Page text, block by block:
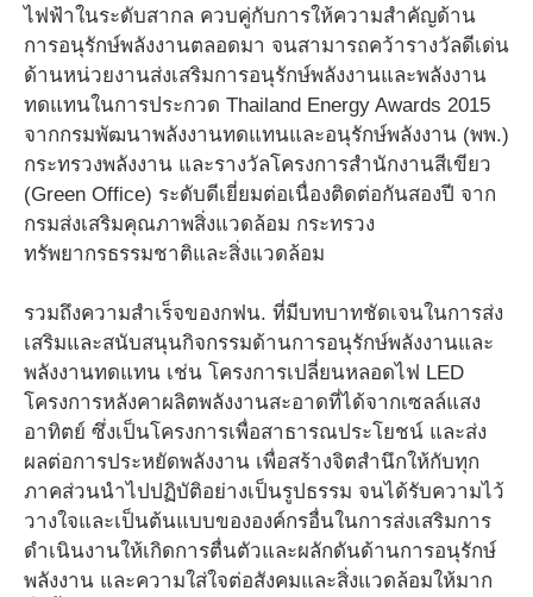
ไฟฟ้าในระดับสากล ควบคู่กับการให้ความสำคัญด้าน
การอนุรักษ์พลังงานตลอดมา จนสามารถคว้ารางวัลดีเด่น
ด้านหน่วยงานส่งเสริมการอนุรักษ์พลังงานและพลังงาน
ทดแทนในการประกวด Thailand Energy Awards 2015
จากกรมพัฒนาพลังงานทดแทนและอนุรักษ์พลังงาน (พพ.)
กระทรวงพลังงาน และรางวัลโครงการสำนักงานสีเขียว
(Green Office) ระดับดีเยี่ยมต่อเนื่องติดต่อกันสองปี จาก
กรมส่งเสริมคุณภาพสิ่งแวดล้อม กระทรวง
ทรัพยากรธรรมชาติและสิ่งแวดล้อม
รวมถึงความสำเร็จของกฟน. ที่มีบทบาทชัดเจนในการส่ง
เสริมและสนับสนุนกิจกรรมด้านการอนุรักษ์พลังงานและ
พลังงานทดแทน เช่น โครงการเปลี่ยนหลอดไฟ LED
โครงการหลังคาผลิตพลังงานสะอาดที่ได้จากเซลล์แสง
อาทิตย์ ซึ่งเป็นโครงการเพื่อสาธารณประโยชน์ และส่ง
ผลต่อการประหยัดพลังงาน เพื่อสร้างจิตสำนึกให้กับทุก
ภาคส่วนนำไปปฏิบัติอย่างเป็นรูปธรรม จนได้รับความไว้
วางใจและเป็นต้นแบบขององค์กรอื่นในการส่งเสริมการ
ดำเนินงานให้เกิดการตื่นตัวและผลักดันด้านการอนุรักษ์
พลังงาน และความใส่ใจต่อสังคมและสิ่งแวดล้อมให้มาก